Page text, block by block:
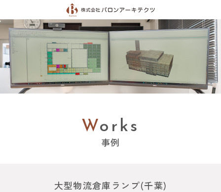
Works
事例
大型物流倉庫ランプ(千葉)